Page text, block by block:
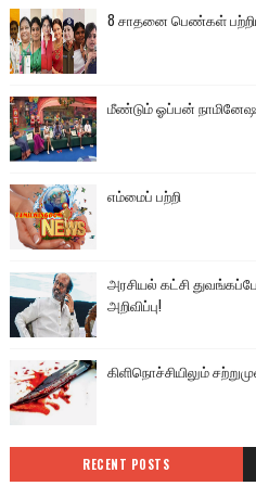
8 சாதனை பெண்கள்
மீண்டும் ஓப்பன்
எம்மைப் பற்றி
அரசியல் கட்சி
அறிவிப்பு!
கிளிநொச்சியிலும்
RECENT POSTS